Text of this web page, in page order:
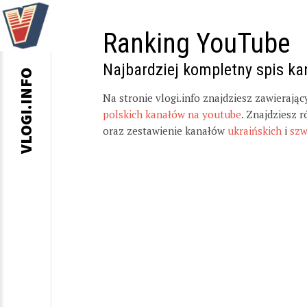
Ranking YouTube
Najbardziej kompletny spis
Na stronie vlogi.info znajdziesz
polskich kanałów na youtube. Znajdziesz
oraz zestawienie kanałów ukraińskich i
VLOGI.INFO